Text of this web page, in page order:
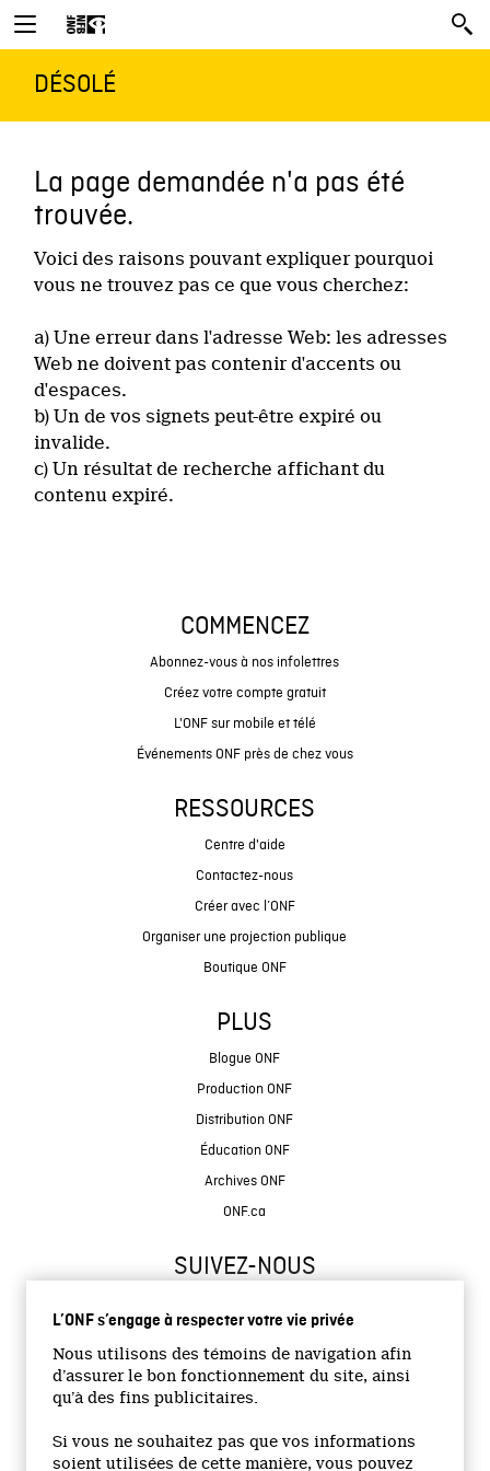
L’ONF s’engage à respecter votre vie privée
Nous utilisons des témoins de navigation afin
d’assurer le bon fonctionnement du site, ainsi
qu’à des fins publicitaires.
Si vous ne souhaitez pas que vos informations
soient utilisées de cette manière, vous pouvez
DÉSOLÉ
La page demandée n'a pas été
trouvée.
Voici des raisons pouvant expliquer pourquoi
vous ne trouvez pas ce que vous cherchez:
a) Une erreur dans l'adresse Web: les adresses
Web ne doivent pas contenir d'accents ou
d'espaces.
b) Un de vos signets peut-être expiré ou
invalide.
c) Un résultat de recherche affichant du
contenu expiré.
COMMENCEZ
Abonnez-vous à nos infolettres
Créez votre compte gratuit
L'ONF sur mobile et télé
Événements ONF près de chez vous
RESSOURCES
Centre d'aide
Contactez-nous
Créer avec l’ONF
Organiser une projection publique
Boutique ONF
PLUS
Blogue ONF
Production ONF
Distribution ONF
Éducation ONF
Archives ONF
ONF.ca
SUIVEZ-NOUS
Site institutionnel